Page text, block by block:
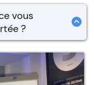
affiner votre
de marque qui
vous
?
nécessite une
Je vous guiderai
croissance